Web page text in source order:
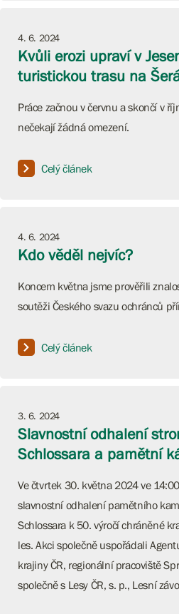
4. 6. 2024
Kvůli erozi upraví v
turistickou trasu na
Práce začnou v červnu a skončí v
nečekají žádná omezení.
Celý článek
4. 6. 2024
Kdo věděl nejvíc?
Koncem května jsme prověřili
soutěži Českého svazu ochránců
Celý článek
3. 6. 2024
Slavnostní odhalení
Schlossara a pamětní
Ve čtvrtek 30. května 2024 ve
slavnostní odhalení pamětního
Schlossara k 50. výročí chráněné
les. Akci společně uspořádali
krajiny ČR, regionální pracoviště
společně s Lesy ČR, s. p., Lesní